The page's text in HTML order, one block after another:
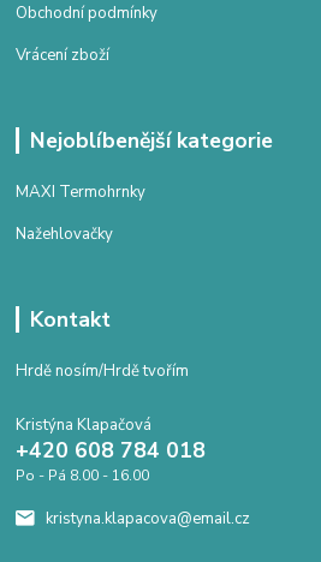
Obchodní podmínky
Vrácení zboží
Nejoblíbenější kategorie
MAXI Termohrnky
Nažehlovačky
Kontakt
Hrdě nosím/Hrdě tvořím
Kristýna Klapačová
+420 608 784 018
Po - Pá 8.00 - 16.00
kristyna.klapacova@email.cz